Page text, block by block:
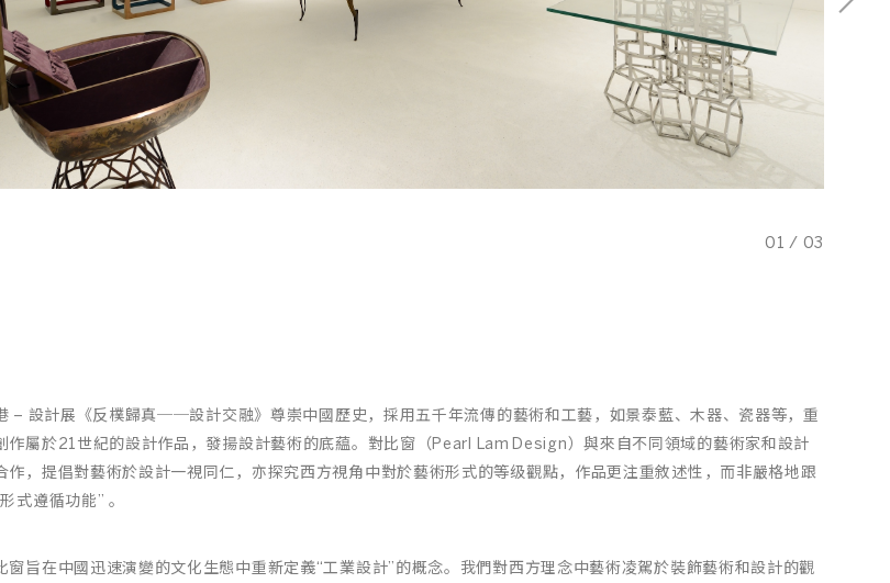
01 / 03
– 設計展《反樸歸真──設計交融》尊崇中國歷史，採用五千年流傳的藝術和工藝，如景泰藍、木器、瓷器等，重
作屬於21世紀的設計作品，發揚設計藝術的底藴。對比窗（Pearl Lam Design）與來自不同領域的藝術家和設計
作，提倡對藝術於設計一視同仁，亦探究西方視角中對於藝術形式的等级觀點，作品更注重敘述性，而非嚴格地跟
式遵循功能” 。
窗旨在中國迅速演變的文化生態中重新定義“工業設計”的概念。我們對西方理念中藝術凌駕於裝飾藝術和設計的觀